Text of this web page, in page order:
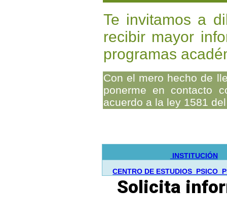
Te invitamos a
recibir mayor
programas
Con el mero hecho de
ponerme en contacto
acuerdo a la ley 1581
INSTITUCIÓN
CENTRO DE ESTUDIOS PSICO